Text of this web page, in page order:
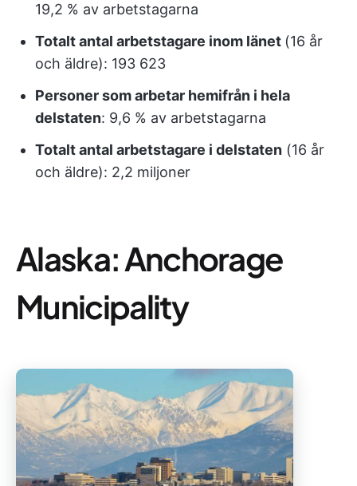
19,2 % av arbetstagarna
Totalt antal arbetstagare inom länet (16 år
och äldre): 193 623
Personer som arbetar hemifrån i hela
delstaten: 9,6 % av arbetstagarna
Totalt antal arbetstagare i delstaten (16 år
och äldre): 2,2 miljoner
Alaska: Anchorage
Municipality